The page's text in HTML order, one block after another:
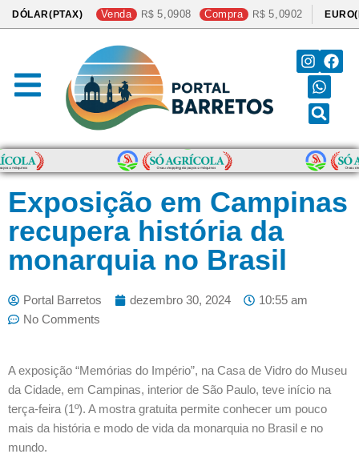
DÓLAR(PTAX) Venda 5,0908 Compra 5,0902
Exposição em Campinas
recupera história da
monarquia no Brasil
Portal Barretos dezembro 30, 2024
10:55 am
No Comments
A exposição “Memórias do Império”, na Casa de Vidro do Museu
da Cidade, em Campinas, interior de São Paulo, teve início na
terça-feira (1º). A mostra gratuita permite conhecer um pouco
mais da história e modo de vida da monarquia no Brasil e no
mundo.